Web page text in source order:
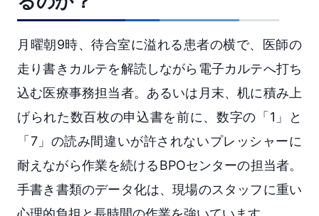
月曜朝9時、待合室に溢れる患者の横で、医師の
走り書きカルテを解読しながら電子カルテへ打ち
込む医療事務担当者。あるいは月末、机に積み上
げられた数百枚の申込書を前に、数字の「1」と
「7」の読み間違いが許されないプレッシャーに
耐えながら作業を続けるBPOセンターの担当者。
手書き書類のデータ化は、現場のスタッフに重い